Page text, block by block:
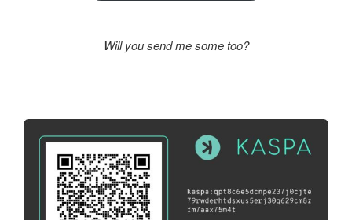
Will you send me some too?